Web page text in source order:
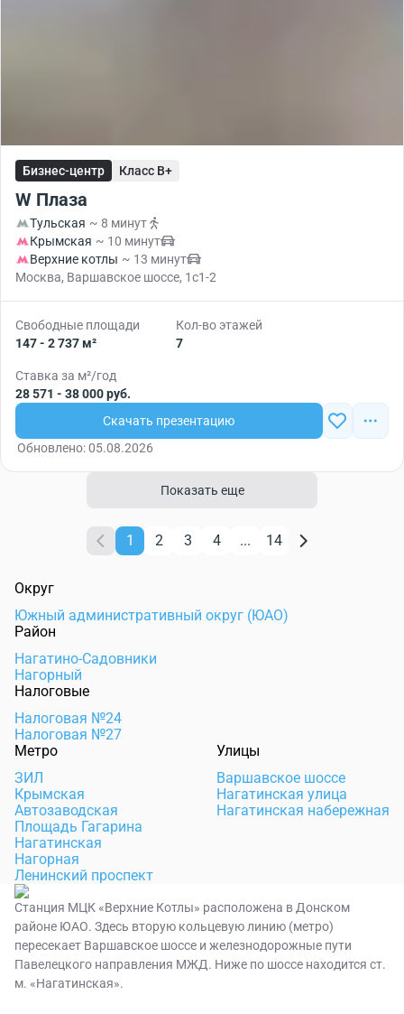
Бизнес-центр Класс B+
W Плаза
Тульская ~ 8 минут
Крымская ~ 10 минут
Верхние котлы ~ 13 минут
Москва, Варшавское шоссе, 1с1-2
Свободные площади
147 - 2 737 м²
Кол-во этажей
7
Ставка за м²/год
28 571 - 38 000 руб.
Скачать презентацию
Обновлено: 05.08.2026
Показать еще
1 2 3 4 ... 14
Округ
Южный административный округ (ЮАО)
Район
Нагатино-Садовники
Нагорный
Налоговые
Налоговая №24
Налоговая №27
Метро
ЗИЛ
Крымская
Автозаводская
Площадь Гагарина
Нагатинская
Нагорная
Ленинский проспект
Улицы
Варшавское шоссе
Нагатинская улица
Нагатинская набережная
Станция МЦК «Верхние Котлы» расположена в Донском
районе ЮАО. Здесь вторую кольцевую линию (метро)
пересекает Варшавское шоссе и железнодорожные пути
Павелецкого направления МЖД. Ниже по шоссе находится ст.
м. «Нагатинская».